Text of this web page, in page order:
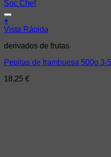
+
Vista Rápida
derivados de frutas
Pepitas de frambuesa 500g 3-
18,25 €